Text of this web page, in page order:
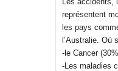
représentent
les pays
l’Australie. Où
-le Cancer
-Les maladies